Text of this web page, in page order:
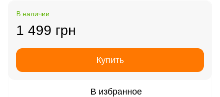
В наличии
1 499 грн
Купить
В избранное